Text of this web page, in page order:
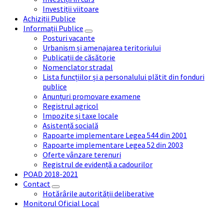
Investiții viitoare
Achiziții Publice
Informații Publice
Posturi vacante
Urbanism și amenajarea teritoriului
Publicații de căsătorie
Nomenclator stradal
Lista funcțiilor și a personalului plătit din fonduri
publice
Anunțuri promovare examene
Registrul agricol
Impozite și taxe locale
Asistență socială
Rapoarte implementare Legea 544 din 2001
Rapoarte implementare Legea 52 din 2003
Oferte vânzare terenuri
Registrul de evidență a cadourilor
POAD 2018-2021
Contact
Hotărârile autorității deliberative
Monitorul Oficial Local